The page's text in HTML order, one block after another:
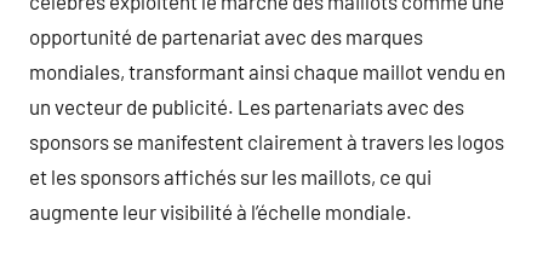
opportunité de partenariat avec des marques
mondiales, transformant ainsi chaque maillot vendu en
un vecteur de publicité. Les partenariats avec des
sponsors se manifestent clairement à travers les logos
et les sponsors affichés sur les maillots, ce qui
augmente leur visibilité à l’échelle mondiale.